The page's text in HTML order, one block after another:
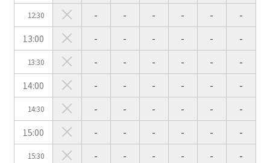
12:30 - - - - -
-
13:00
- - - - - -
13:30 - - - - -
-
14:00
- - - - - -
14:30 - - - - -
-
15:00
- - - - - -
15:30 - - - - -
-
お電話でのお問合せ
03-3346-1396
受付時間 9:00～18:00（土日祝日・年末年始を除く）
WEBからのお問合せ
お問合せフォーム
口の字型 T字島型
面積